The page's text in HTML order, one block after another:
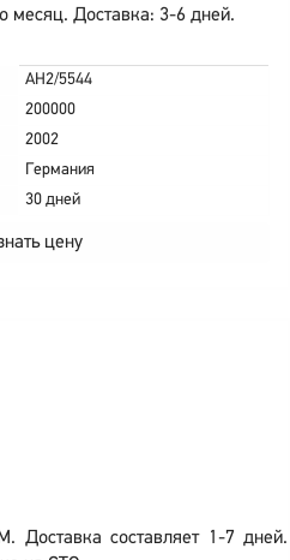
месяц. Доставка: 3-6 дней.
AH2/5544
200000
2002
Германия
30 дней
цену
Доставка составляет 1-7 дней.